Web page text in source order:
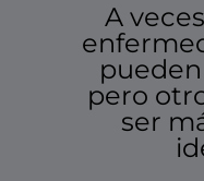
A
pero
ser